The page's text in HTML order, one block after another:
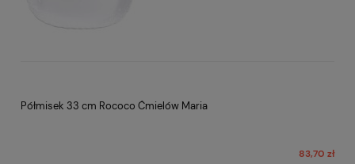
Półmisek 33 cm Rococo Ćmielów Maria
83,70 zł